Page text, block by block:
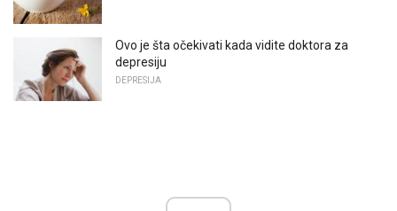
Ovo je šta očekivati ​​kada vidite doktora za
depresiju
DEPRESIJA